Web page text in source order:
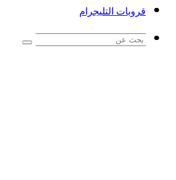
قروبات التليجرام
بحث